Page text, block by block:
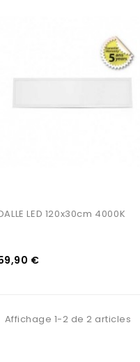
LED 120x30cm 4000K
€
Affichage 1-2 de 2 articles